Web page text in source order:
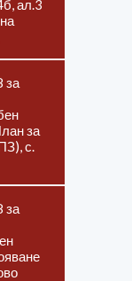
ал.3
за
за
с.
за